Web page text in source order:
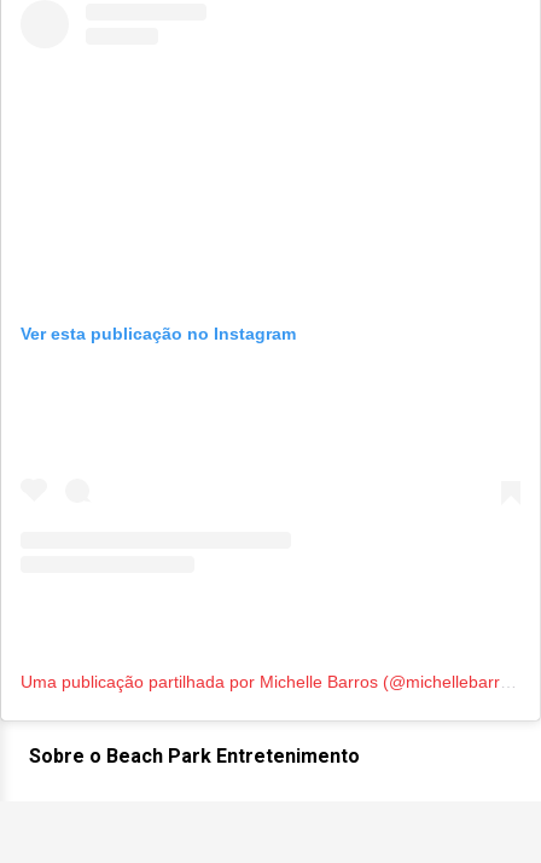
Ver esta publicação no Instagram
Uma publicação partilhada por Michelle Barros (@michellebarros)
Sobre o Beach Park Entretenimento